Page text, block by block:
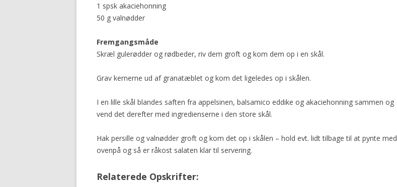
1 spsk akaciehonning
50 g valnødder
Fremgangsmåde
Skræl gulerødder og rødbeder, riv dem groft og kom dem op i en skål.
Grav kernerne ud af granatæblet og kom det ligeledes op i skålen.
I en lille skål blandes saften fra appelsinen, balsamico eddike og akaciehonning sammen og
vend det derefter med ingredienserne i den store skål.
Hak persille og valnødder groft og kom det op i skålen – hold evt. lidt tilbage til at pynte med
ovenpå og så er råkost salaten klar til servering.
Relaterede Opskrifter: